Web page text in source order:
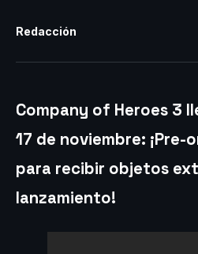
Redacción
Company of Heroes 3
17 de noviembre: ¡Pre-
para recibir objetos
lanzamiento!